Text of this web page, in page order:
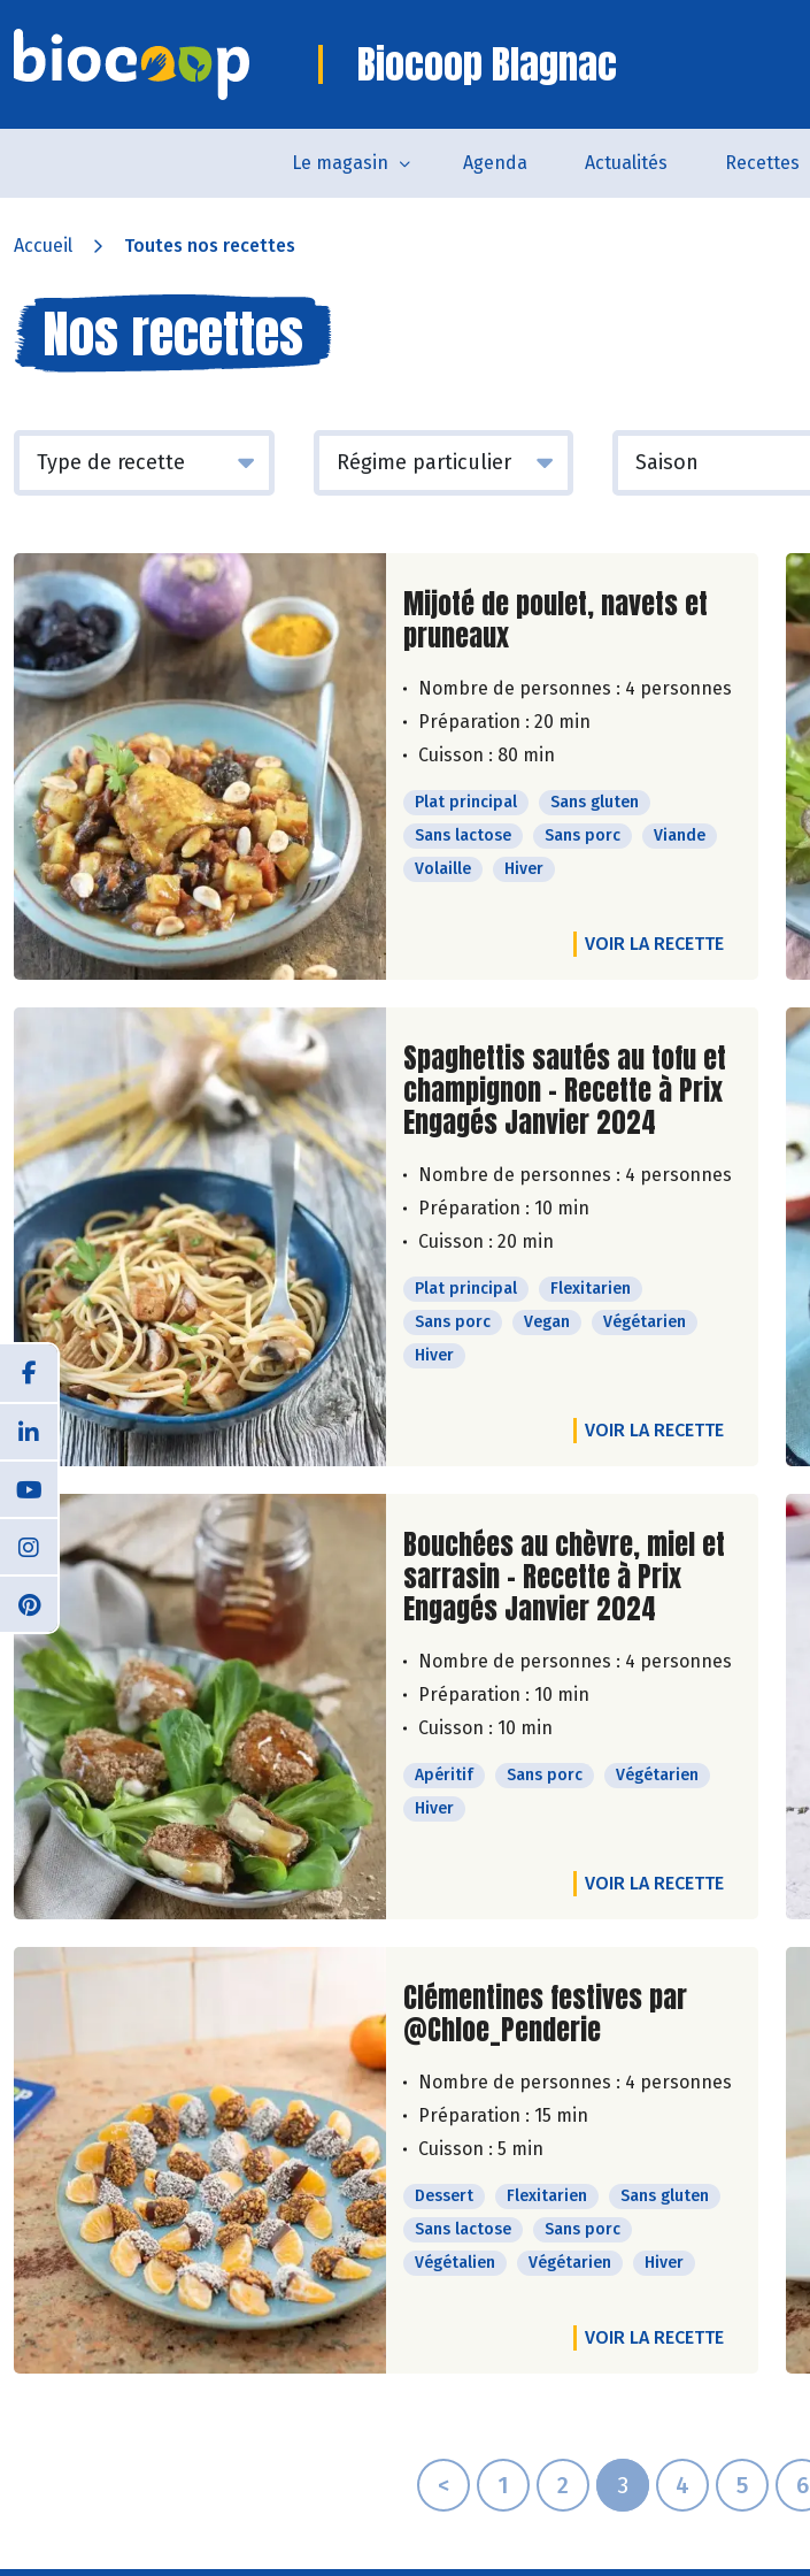
Biocoop Blagnac
Le magasin Agenda Actualités Recettes
Accueil Toutes nos recettes
Nos recettes
Lire la suite de la recette
Mijoté de poulet, navets et
pruneaux
Nombre de personnes : 4 personnes
Préparation : 20 min
Cuisson : 80 min
Plat principal
Sans gluten
Sans lactose
Sans porc
Viande
Volaille
Hiver
VOIR LA RECETTE
Lire la suite de la recette
Spaghettis sautés au tofu et
champignon - Recette à Prix
Engagés Janvier 2024
Nombre de personnes : 4 personnes
Préparation : 10 min
Cuisson : 20 min
Plat principal
Flexitarien
Sans porc
Vegan
Végétarien
Hiver
VOIR LA RECETTE
Lire la suite de la recette
Bouchées au chèvre, miel et
sarrasin - Recette à Prix
Engagés Janvier 2024
Nombre de personnes : 4 personnes
Préparation : 10 min
Cuisson : 10 min
Apéritif Sans porc
Végétarien
Hiver
VOIR LA RECETTE
Lire la suite de la recette
Clémentines festives par
@Chloe_Penderie
Nombre de personnes : 4 personnes
Préparation : 15 min
Cuisson : 5 min
Dessert Flexitarien
Sans gluten
Sans lactose
Sans porc
Végétalien
Végétarien Hiver
VOIR LA RECETTE
< 1 2 3 4 5 6